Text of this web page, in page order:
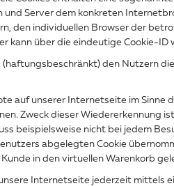
Server dem konkreten
den individuellen Browser der
kann über die eindeutige Cookie-
(haftungsbeschränkt) den Nutzern
auf unserer Internetseite im
Zweck dieser Wiedererkennung
beispielsweise nicht bei jedem
abgelegten Cookie
in den virtuellen Warenkorb
Internetseite jederzeit